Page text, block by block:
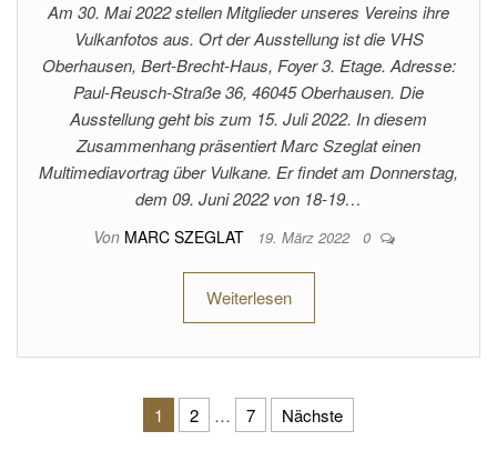
Am 30. Mai 2022 stellen Mitglieder unseres Vereins ihre
Vulkanfotos aus. Ort der Ausstellung ist die VHS
Oberhausen, Bert-Brecht-Haus, Foyer 3. Etage. Adresse:
Paul-Reusch-Straße 36, 46045 Oberhausen. Die
Ausstellung geht bis zum 15. Juli 2022. In diesem
Zusammenhang präsentiert Marc Szeglat einen
Multimediavortrag über Vulkane. Er findet am Donnerstag,
dem 09. Juni 2022 von 18-19…
Von MARC SZEGLAT 19. März 2022 0
Weiterlesen
Seitennummerierung der
1 2 … 7 Nächste